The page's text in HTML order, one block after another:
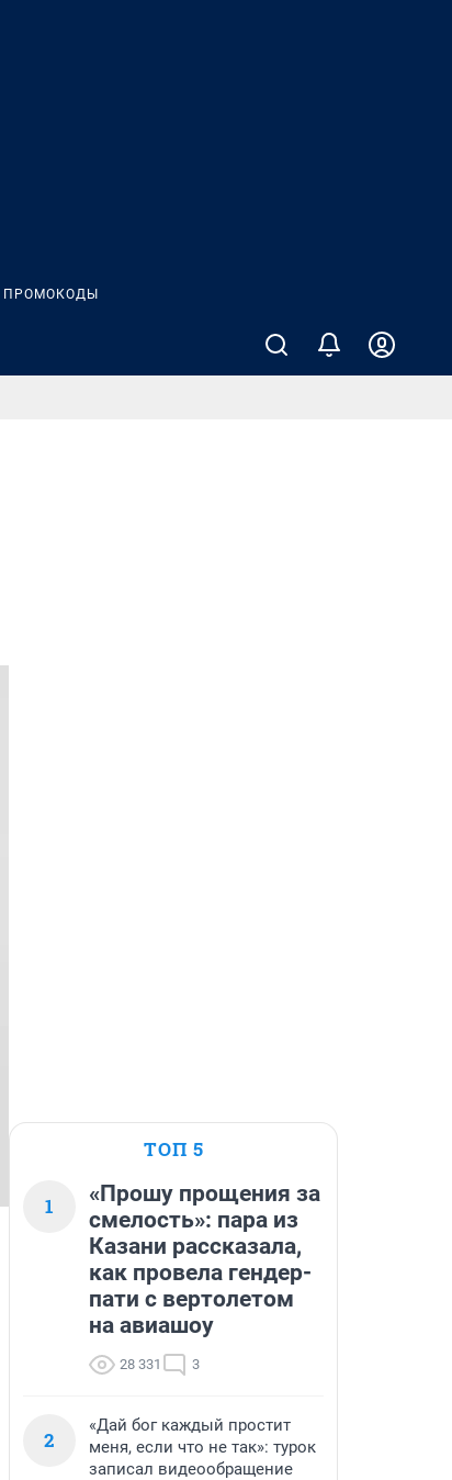
ПРОМОКОДЫ
ТОП 5
1
«Прошу прощения за
смелость»: пара из
Казани рассказала,
как провела гендер-
пати с вертолетом
на авиашоу
28 331 3
2
«Дай бог каждый простит
меня, если что не так»: турок
записал видеообращение